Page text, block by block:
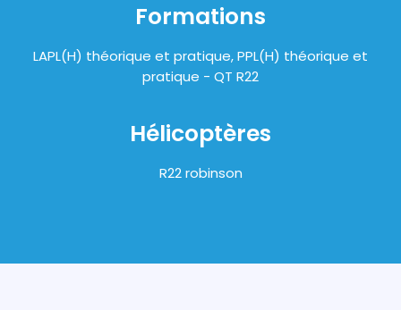
Formations
LAPL(H) théorique et pratique, PPL(H) théorique et
pratique - QT R22
Hélicoptères
R22 robinson